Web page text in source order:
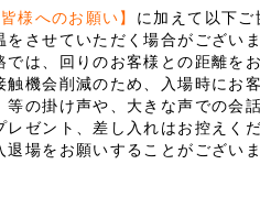
様へのお願い】 に加えて以下ご
させていただく場合がござい
は、回りのお客様との距離をお
機会削減のため、入場時にお
の掛け声や、大きな声での会
ゼント、差し入れはお控えくだ
場をお願いすることがございま